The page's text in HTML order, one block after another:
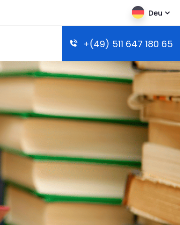
Deu
+(49) 511 647 180 65